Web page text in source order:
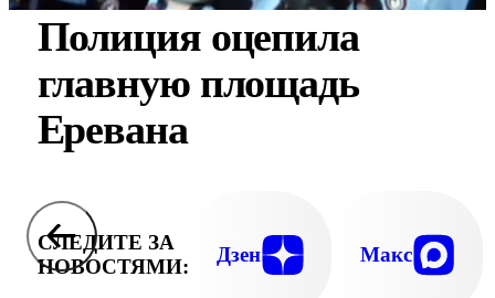
Полиция оцепила
главную площадь
Еревана
СЛЕДИТЕ ЗА
НОВОСТЯМИ:
Дзен Макс